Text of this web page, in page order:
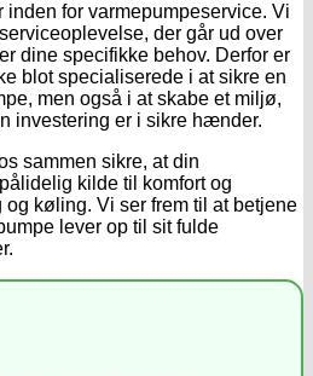
for varmepumpeservice. Vi
der går ud over
dine specifikke behov. Derfor er
blot specialiserede i at sikre en
men også i at skabe et miljø,
investering er i sikre hænder.
sammen sikre, at din
kilde til komfort og
køling. Vi ser frem til at betjene
lever op til sit fulde